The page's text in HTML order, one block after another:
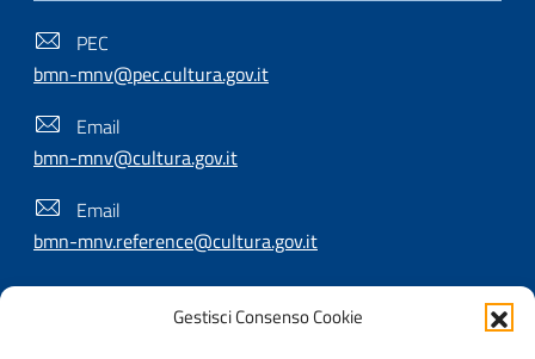
Gestisci Consenso Cookie
PEC
bmn-mnv@pec.cultura.gov.it
Email
bmn-mnv@cultura.gov.it
Email
bmn-mnv.reference@cultura.gov.it